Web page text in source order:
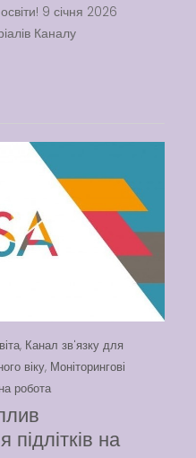
9 січня 2026
Каналу
, Канал зв'язку для
віку, Моніторингові
робота
на